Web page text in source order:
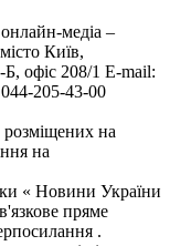
медіа –
Київ,
офіс 208/1 E-mail:
205-43-00
розміщених на
на
« Новини України
пряме
.